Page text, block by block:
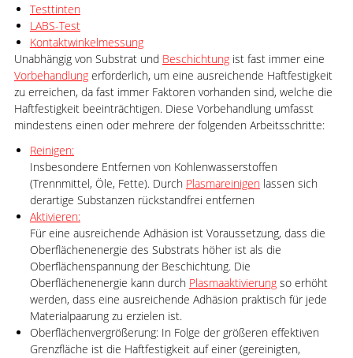
Testtinten
LABS-Test
Kontaktwinkelmessung
Unabhängig von Substrat und Beschichtungist fast immer eine
Vorbehandlungerforderlich, um eine ausreichende Haftfestigkeit
zu erreichen, da fast immer Faktoren vorhanden sind, welche die
Haftfestigkeit beeinträchtigen. Diese Vorbehandlung umfasst
mindestens einen oder mehrere der folgenden Arbeitsschritte:
Reinigen:
Insbesondere Entfernen von Kohlenwasserstoffen
(Trennmittel, Öle, Fette). Durch Plasmareinigenlassen sich
derartige Substanzen rückstandfrei entfernen
Aktivieren:
Für eine ausreichende Adhäsion ist Voraussetzung, dass die
Oberflächenenergie des Substrats höher ist als die
Oberflächenspannung der Beschichtung. Die
Oberflächenenergie kann durch Plasmaaktivierungso erhöht
werden, dass eine ausreichende Adhäsion praktisch für jede
Materialpaarung zu erzielen ist.
Oberflächenvergrößerung: In Folge der größeren effektiven
Grenzfläche ist die Haftfestigkeit auf einer (gereinigten,